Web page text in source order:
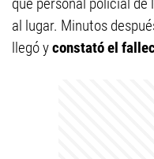
que personal policial
al lugar. Minutos
llegó yconstató el